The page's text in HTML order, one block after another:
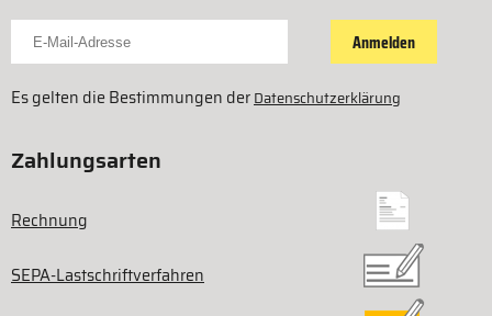
Für Newsletter anmelden
Anmelden
Es gelten die Bestimmungen derDatenschutzerklärung
Zahlungsarten
Rechnung
SEPA-Lastschriftverfahren